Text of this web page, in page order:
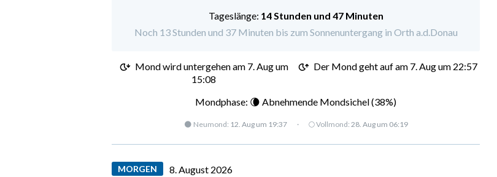
Tageslänge: 14 Stunden und 47 Minuten
Noch 13 Stunden und 37 Minuten bis zum Sonnenuntergang in Orth a.d.Donau
Mond wird untergehen am 7. Aug um
15:08
Der Mond geht auf am 7. Aug um 22:57
Mondphase: 🌘 Abnehmende Mondsichel (38%)
🌑 Neumond: 12. Aug um 19:37 · 🌕 Vollmond: 28. Aug um 06:19
MORGEN 8. August 2026